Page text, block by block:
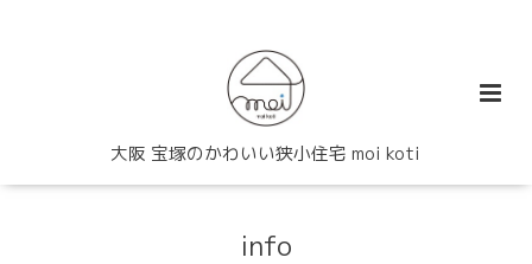
大阪 宝塚のかわいい狭小住宅 moi koti
info